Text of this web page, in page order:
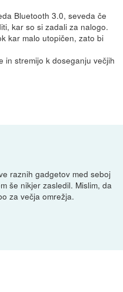
Bluetooth 3.0, seveda če
kar so si zadali za nalogo.
kar malo utopičen, zato bi
in stremijo k doseganju večjih
raznih gadgetov med seboj
še nikjer zasledil. Mislim, da
za večja omrežja.